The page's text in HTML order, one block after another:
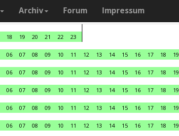
Archiv Forum Impressum
18 19 20 21 22
23
06 07 08 09 10 11 12 13 14 15 16 17 18 19
06 07 08 09 10 11 12 13 14 15 16 17 18 19
06 07 08 09 10 11 12 13 14 15 16 17 18 19
06 07 08 09 10 11 12 13 14 15 16 17 18 19
06 07 08 09 10 11 12 13 14 15 16 17 18 19